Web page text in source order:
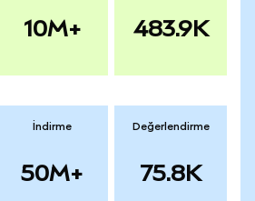
10M+ 483.9K
İndirme
50M+
Değerlendirme
75.8K